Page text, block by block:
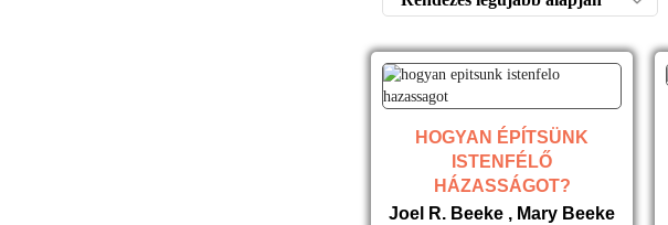
HOGYAN ÉPÍTSÜNK
ISTENFÉLŐ
HÁZASSÁGOT?
Joel R. Beeke , Mary Beeke